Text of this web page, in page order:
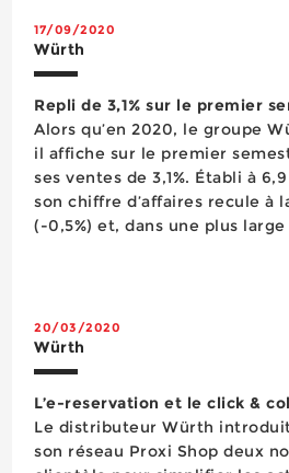
17/09/2020
Würth
Repli de 3,1% sur le premier
Alors qu’en 2020, le groupe
il affiche sur le premier
ses ventes de 3,1%. Établi à
son chiffre d’affaires recule à
(-0,5%) et, dans une plus
20/03/2020
Würth
L’e-reservation et le click &
Le distributeur Würth introduit
son réseau Proxi Shop deux